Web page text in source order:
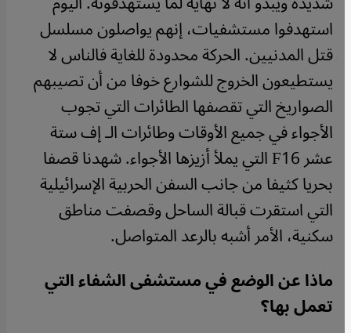
استهدفوا مستشفيات، إنهم يواصلون مسلسل
قتل المدنيين. الحركة محدودة للغاية فالناس لا
يستطيعون الخروج للشوارع خوفا من أن تصيبهم
الصواريخ التي تقصفها الطائرات التي تجوب
الأجواء في جميع الأوقات وطائرات الـ إف ستة
عشرF16التي يملأ أزيزها الأجواء. شهدنا قصفا
بحريا كثيفا من جانب السفن الحربية الإسرائيلية
التي استقرت قبالة الساحل وقصفت مناطق
سكنية، الأمر أشبه بالرعد المتواصل.
ماذا عن الوضع في مستشفى الشفاء التي
تعمل بها؟